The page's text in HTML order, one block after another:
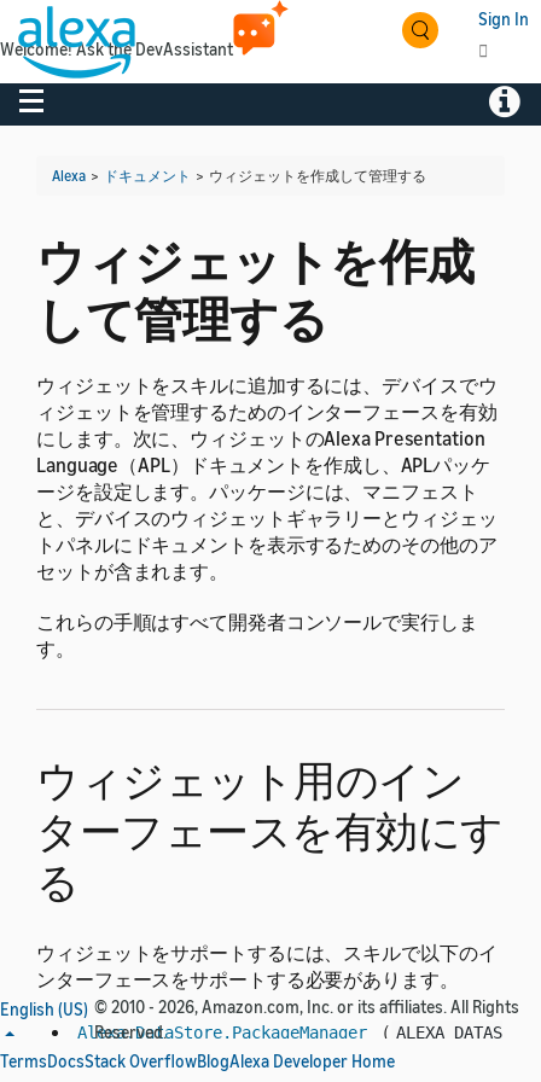
Sign In
Toggle navigation
Alexa > ドキュメント > ウィジェットを作成して管理する
ウィジェットを作成
して管理する
ウィジェットをスキルに追加するには、デバイスでウ
ィジェットを管理するためのインターフェースを有効
にします。次に、ウィジェットのAlexa Presentation
Language（APL）ドキュメントを作成し、APLパッケ
ージを設定します。パッケージには、マニフェスト
と、デバイスのウィジェットギャラリーとウィジェッ
トパネルにドキュメントを表示するためのその他のア
セットが含まれます。
これらの手順はすべて開発者コンソールで実行しま
す。
ウィジェット用のイン
ターフェースを有効にす
る
ウィジェットをサポートするには、スキルで以下のイ
ンターフェースをサポートする必要があります。
Alexa.DataStore.PackageManager （ ALEXA_DATAS
TORE_PACKAGEMANAGER ）- デバイス上のパッケージ
English (US) © 2010 - 2026, Amazon.com, Inc. or its affiliates. All Rights
Reserved.
TermsDocsStack OverflowBlogAlexa Developer Home
Welcome! Ask the DevAssistant